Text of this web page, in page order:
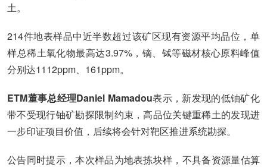
土。
214件地表样品中近半数超过该矿区现有资源平均品位，单
样总稀土氧化物最高达3.97%，镝、铽等磁材核心原料峰值
分别达1112ppm、161ppm。
ETM董事总经理Daniel Mamadou表示，新发现的低铀矿化
带不受现行铀矿勘探限制约束，高品位关键重稀土的发现进
一步印证项目价值，后续将会针对靶区推进系统勘探。
公告同时提示，本次样品为地表拣块样，不具备资源量估算